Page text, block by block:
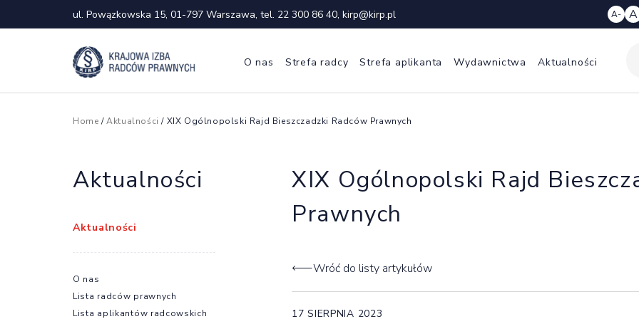
ul. Powązkowska 15, 01-797 Warszawa, tel. 22 300 86 40, kirp@kirp.pl A- A
O nas Strefa radcy Strefa aplikanta Wydawnictwa Aktualności
Home /Aktualności / XIX Ogólnopolski Rajd Bieszczadzki Radców Prawnych
XIX Ogólnopolski Rajd
Prawnych
Wróć do listy artykułów
17 SIERPNIA 2023
Aktualności
Aktualności
O nas
Lista radców prawnych
Lista aplikantów radcowskich